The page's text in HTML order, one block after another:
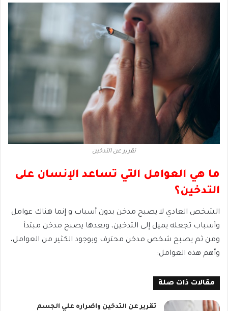
تقرير عن التدخين
ما هي العوامل التي تساعد الإنسان على
التدخين؟
الشخص العادي لا يصبح مدخن بدون أسباب و إنما هناك عوامل
وأسباب تجعله يميل إلى التدخين، وبعدها يصبح مدخن مبتدأ
ومن ثم يصبح شخص مدخن محترف وبوجود الكثير من العوامل،
وأهم هذه العوامل:
مقالات ذات صلة
تقرير عن التدخين واضراره علي الجسم